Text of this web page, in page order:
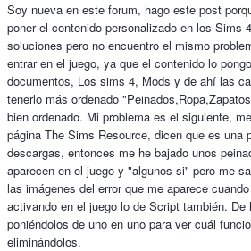
Soy nueva en este forum, hago este post
poner el contenido personalizado en los Sims
soluciones pero no encuentro el mismo
entrar en el juego, ya que el contenido lo
documentos, Los sims 4, Mods y de ahí las
tenerlo más ordenado
bien ordenado. Mi problema es el siguiente,
página The Sims Resource, dicen que es una
descargas, entonces me he bajado unos
aparecen en el juego y "algunos si" pero me
las imágenes del error que me aparece
activando en el juego lo de Script también. De
poniéndolos de uno en uno para ver cuál
eliminándolos.